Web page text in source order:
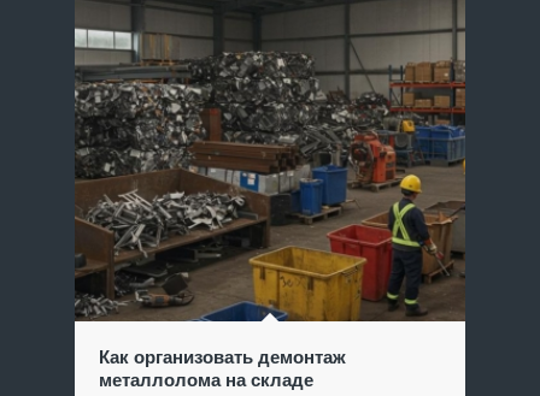
Как организовать демонтаж
металлолома на складе